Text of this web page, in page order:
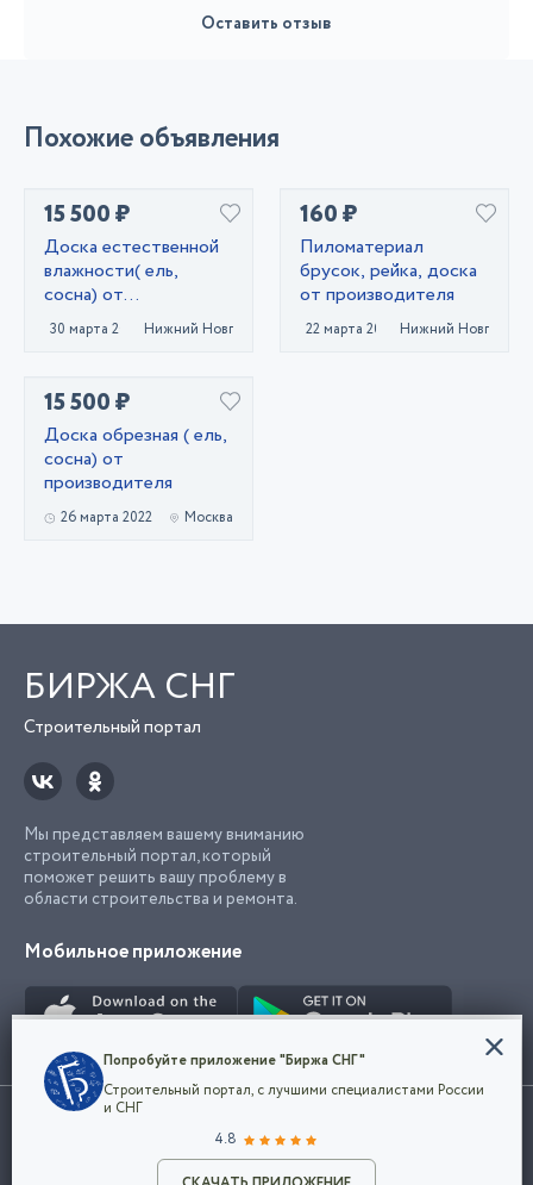
Оставить отзыв
Похожие объявления
15 500 ₽
Доска естественной
влажности( ель,
сосна) от
производителя
30 марта 2022 Нижний Новгород
160 ₽
Пиломатериал
брусок, рейка, доска
от производителя
22 марта 2022 Нижний Новгород
15 500 ₽
Доска обрезная ( ель,
сосна) от
производителя
26 марта 2022 Москва
БИРЖА СНГ
Строительный портал
Мы представляем вашему вниманию
строительный портал, который
поможет решить вашу проблему в
области строительства и ремонта.
Мобильное приложение
Использование сайта, в том числе подача объявлений, означает
марки представленные на сайте являются собственностью их
Конфиденциальность
Мы используем файлы cookie, чтобы сделать
наш сайт удобным для каждого
Политикой конфиденциальности компании
и принимаете условия использования cookie.
Попробуйте приложение "Биржа СНГ"
Строительный портал, с лучшими специалистами России
и СНГ
4.8